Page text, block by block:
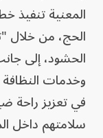
المعنية تنفيذ
الحج، من خلال
الحشود، إلى
وخدمات النظافة
في تعزيز راحة
سلامتهم داخل